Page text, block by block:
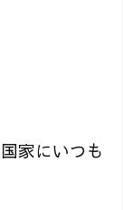
家にいつも